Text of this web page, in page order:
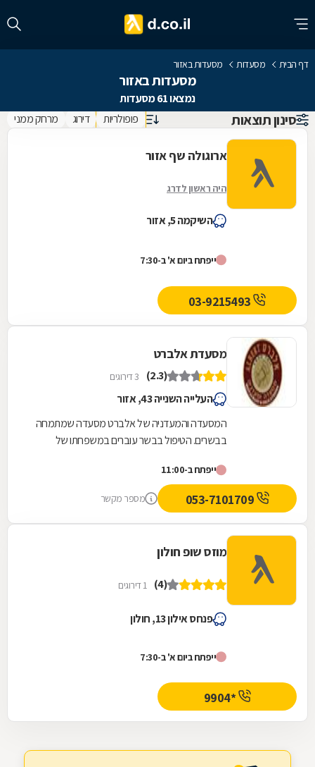
דף הבית מסעדות מסעדות באזור
מסעדות באזור
נמצאו 61 מסעדות
סינון תוצאות פופולריות דירוג מרחק ממני
ארוגולה שף אזור
היה ראשון לדרג
השיקמה 5, אזור
ייפתח ביום א' ב-7:30
03-9215493
מסעדת אלברט
(2.3) 3 דירוגים
העלייה השנייה 43, אזור
המסעדה והמעדניה של אלברט מסעדה שמתמחה
בבשרים. הטיפול בבשר עוברים במשפחתו של
ייפתח ב-11:00
מספר מקשר
מוזס שופ חולון
(4) 1 דירוגים
פנחס אילון 13, חולון
ייפתח ביום א' ב-7:30
*9904